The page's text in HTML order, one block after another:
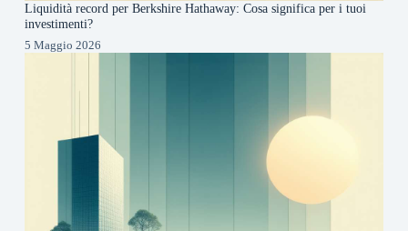
Liquidità record per Berkshire Hathaway: Cosa significa per i tuoi
investimenti?
5 Maggio 2026